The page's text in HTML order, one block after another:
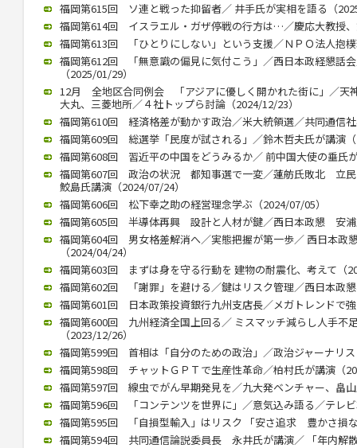
福岡第615回 ソ連と戦った抑留者／ 井手氏が実相を語る（
福岡第614回 イスラエル・ガザ停戦の行方は…／慶応大教授
福岡第613回 「ひとりにしない」という支援／ＮＰＯ法人抱
福岡第612回 「無意識の偏見に気付こう」／西日本政経懇話
（2025/01/29）
12月 全地区合同例会 「アジアに優しく開かれた街に」／天
大丸、三菱地所／４社トップら討論（2024/12/23）
福岡第610回 経済格差が動かす政治／米大統領選／共同通信
福岡第609回 総選挙「民度が試される」／鈴木哲夫氏が講演
福岡第608回 習近平の中国をどうみるか／ 前中国大使の垂氏
福岡第607回 政治の状況 都知事選で一変／蓮舫氏敗北 立
鮫島氏講演（2024/07/24）
福岡第606回 松下幸之助の経営理念学ぶ（2024/07/05）
福岡第605回 半導体再興 設計と人材が鍵／西日本政懇 安浦
福岡第604回 男女格差解消へ／実態把握が第一歩／ 西日本政
（2024/04/24）
福岡第603回 まずは身を守る行動を 建物の耐震化、考えて（
福岡第602回 「謝罪」を避ける／鍵はリスク管理／西日本政
福岡第601回 日本政策投資銀行九州支店長／メガトレンドで
福岡第600回 九州経済全国上回る／ ミスマッチ減らし人手不
（2023/12/26）
福岡第599回 首相は「自分のための政治」／政治ジャーナリ
福岡第598回 チャットＧＰＴで生産性革命／柏村氏が講演（
福岡第597回 線虫でがん早期発見を／九大発ベンチャー、畠
福岡第596回 「コンテンツを世界に」／意気込み語る／テレ
福岡第595回 「自損型輸入」はリスク 「安さ追求 豊かさ損
福岡第594回 共同通信論説委員長 永井氏が講演／ 「年内解